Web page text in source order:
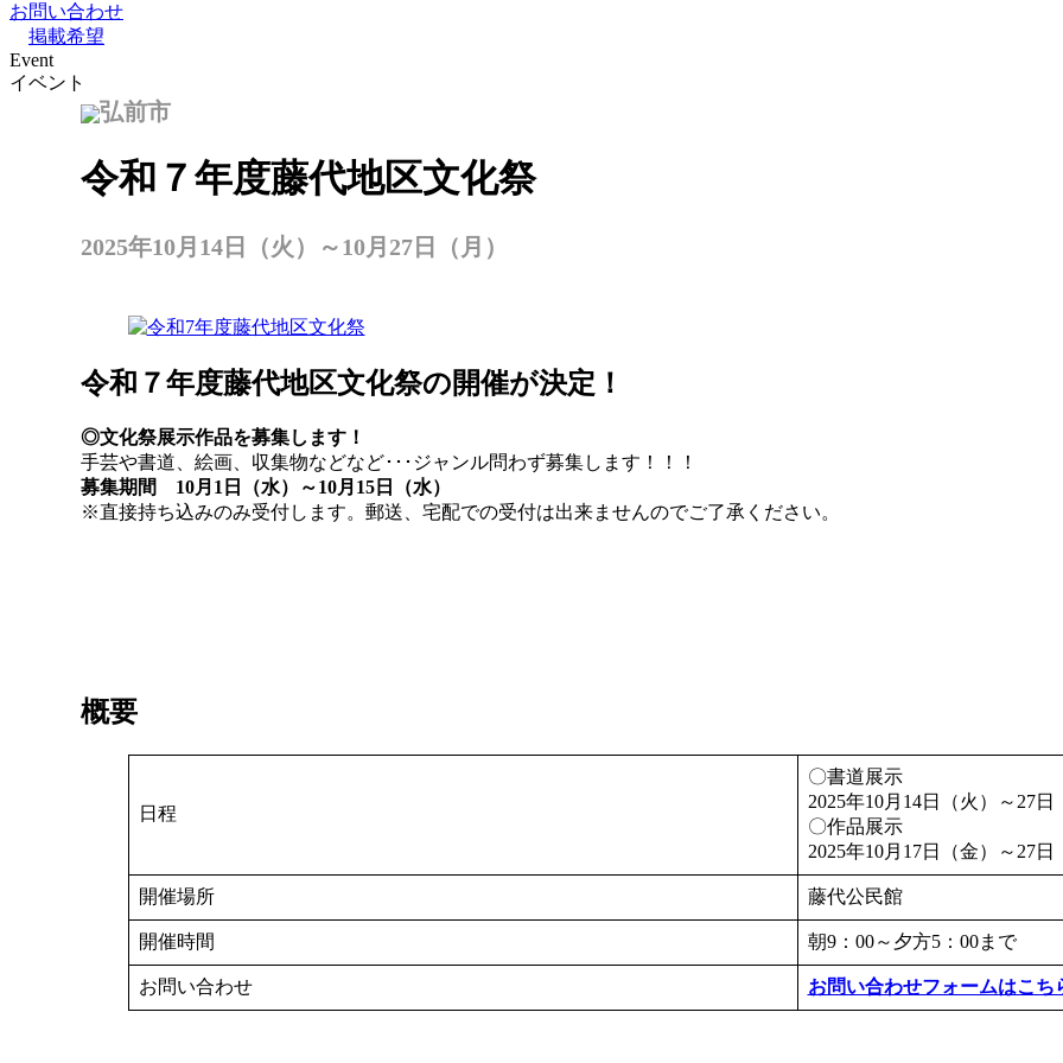
お問い合わせ
掲載希望
Event
イベント
弘前市
令和７年度藤代地区文化祭
2025年10月14日（火）～10月27日（月）
令和７年度藤代地区文化祭の開催が決定！
◎文化祭展示作品を募集します！
手芸や書道、絵画、収集物などなど･･･ジャンル問わず募集します！！！
募集期間 10月1日（水）～10月15日（水）
※直接持ち込みのみ受付します。郵送、宅配での受付は出来ませんのでご了承ください。
概要
日程
〇書道展示
2025年10月14日（火）～27日
〇作品展示
2025年10月17日（金）～27日
開催場所 藤代公民館
開催時間 朝9：00～夕方5：00まで
お問い合わせ お問い合わせフォームはこち